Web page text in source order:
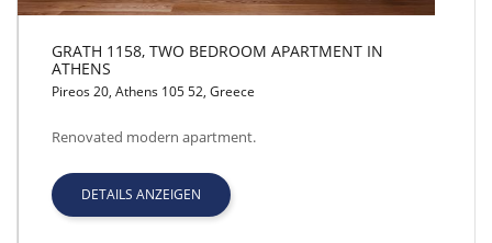
GRATH 1158, TWO BEDROOM APARTMENT IN
ATHENS
Pireos 20, Athens 105 52, Greece
Renovated modern apartment.
DETAILS ANZEIGEN